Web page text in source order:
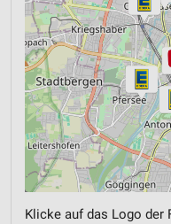
Klicke auf das Logo der